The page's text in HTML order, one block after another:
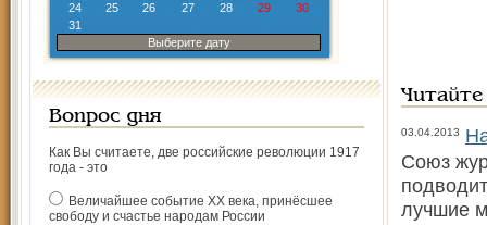
24
25 26 27 28 29
30
31
Выберите дату
Вопрос дня
Как Вы считаете, две российские революции 1917
года - это
Величайшее событие ХХ века, принёсшее
свободу и счастье народам России
03.04.2013
Союз
лучшие